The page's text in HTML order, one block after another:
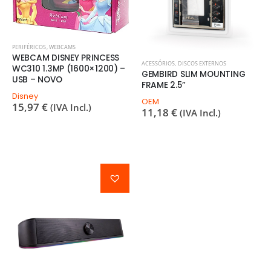
PERIFÉRICOS,WEBCAMS
WEBCAM DISNEY PRINCESS
WC310 1.3MP (1600×1200) –
USB – NOVO
Disney
15,97 € (IVA Incl.)
ACESSÓRIOS, DISCOS EXTERNOS
GEMBIRD SLIM MOUNTING
FRAME 2.5”
OEM
11,18 € (IVA Incl.)